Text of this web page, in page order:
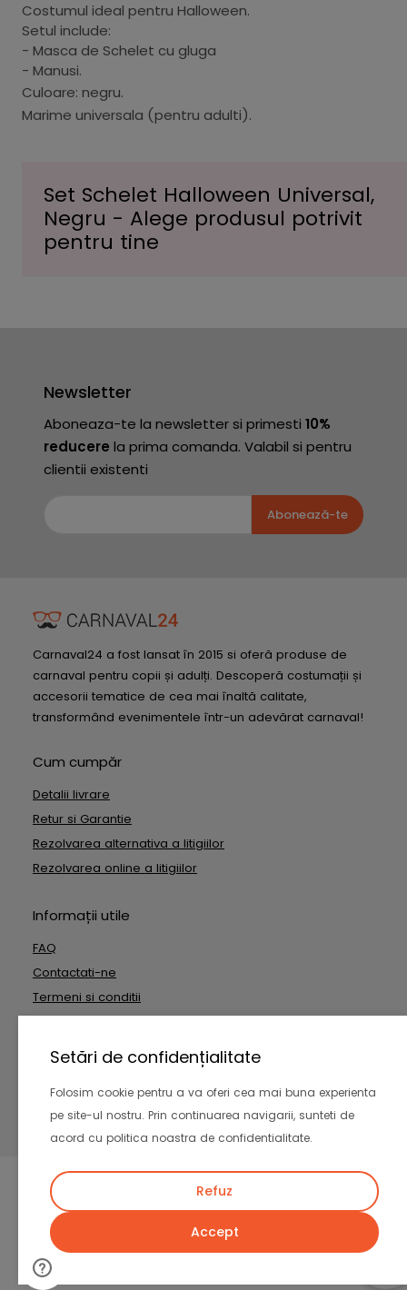
Setări de confidențialitate
Folosim cookie pentru a va oferi cea mai buna experienta
pe site-ul nostru. Prin continuarea navigarii, sunteti de
acord cu politica noastra de confidentialitate.
Refuz
Accept
Costumul ideal pentru Halloween.
Setul include:
- Masca de Schelet cu gluga
- Manusi.
Culoare: negru.
Marime universala (pentru adulti).
Set Schelet Halloween Universal,
Negru - Alege produsul potrivit
pentru tine
Newsletter
Aboneaza-te la newsletter si primesti 10%
reducere la prima comanda. Valabil si pentru
clientii existenti
Abonează-te
Carnaval24 a fost lansat în 2015 si oferă produse de
carnaval pentru copii și adulți. Descoperă costumații și
accesorii tematice de cea mai înaltă calitate,
transformând evenimentele într-un adevărat carnaval!
Cum cumpăr
Detalii livrare
Retur si Garantie
Rezolvarea alternativa a litigiilor
Rezolvarea online a litigiilor
Informații utile
FAQ
Contactati-ne
Termeni si conditii
Date cu caracter personal
-